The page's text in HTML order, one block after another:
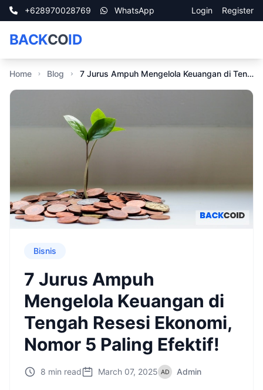
+628970028769 WhatsApp Login Register
BACKCOID
Home Blog 7 Jurus Ampuh Mengelola Keuangan di Tengah Resesi Ekonomi, Nomor 5 Paling Efektif!
Bisnis
7 Jurus Ampuh
Mengelola Keuangan di
Tengah Resesi Ekonomi,
Nomor 5 Paling Efektif!
8 min read March 07, 2025 Admin